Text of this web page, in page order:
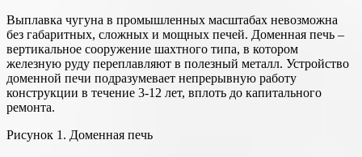
Выплавка чугуна в промышленных масштабах невозможна
без габаритных, сложных и мощных печей. Доменная печь –
вертикальное сооружение шахтного типа, в котором
железную руду переплавляют в полезный металл. Устройство
доменной печи подразумевает непрерывную работу
конструкции в течение 3-12 лет, вплоть до капитального
ремонта.
Рисунок 1. Доменная печь